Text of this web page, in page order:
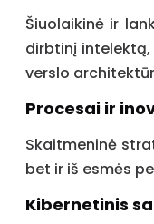
Šiuolaikinė ir
dirbtinį
verslo
Procesai ir
Skaitmeninė
bet ir iš esmės
Kibernetinis